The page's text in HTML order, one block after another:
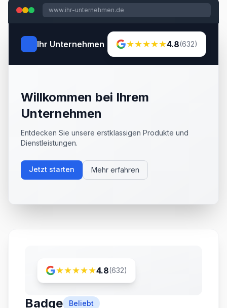
www.ihr-unternehmen.de
Ihr Unternehmen ★★★★★4.8(632)
Willkommen bei Ihrem
Unternehmen
Entdecken Sie unsere erstklassigen Produkte und
Dienstleistungen.
Jetzt starten Mehr erfahren
★★★★★4.8(632)
Badge Beliebt